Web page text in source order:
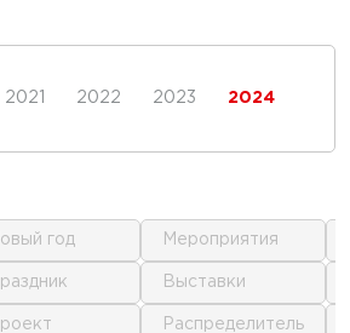
2021 2022 2023
2024
новый год
праздник
проект
мероприятия
выставки
распределитель